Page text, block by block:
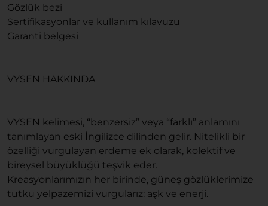
Gözlük bezi
Sertifikasyonlar ve kullanım kılavuzu
Garanti belgesi
VYSEN HAKKINDA
VYSEN kelimesi, “benzersiz” veya “farklı” anlamını
tanımlayan eski İngilizce dilinden gelir. Nitelikli bir
özelliği vurgulayan erdeme ek olarak, kolektif ve
bireysel büyüklüğü teşvik eder.
Kreasyonlarımızın her birinde, güneş gözlüklerimize
tutku yelpazemizi vurgularız: aşk ve enerji.